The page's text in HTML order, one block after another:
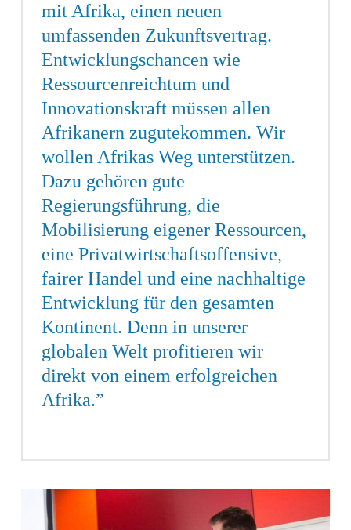
mit Afrika, einen neuen
umfassenden Zukunftsvertrag.
Entwicklungschancen wie
Ressourcenreichtum und
Innovationskraft müssen allen
Afrikanern zugutekommen. Wir
wollen Afrikas Weg unterstützen.
Dazu gehören gute
Regierungsführung, die
Mobilisierung eigener Ressourcen,
eine Privatwirtschaftsoffensive,
fairer Handel und eine nachhaltige
Entwicklung für den gesamten
Kontinent. Denn in unserer
globalen Welt profitieren wir
direkt von einem erfolgreichen
Afrika.”